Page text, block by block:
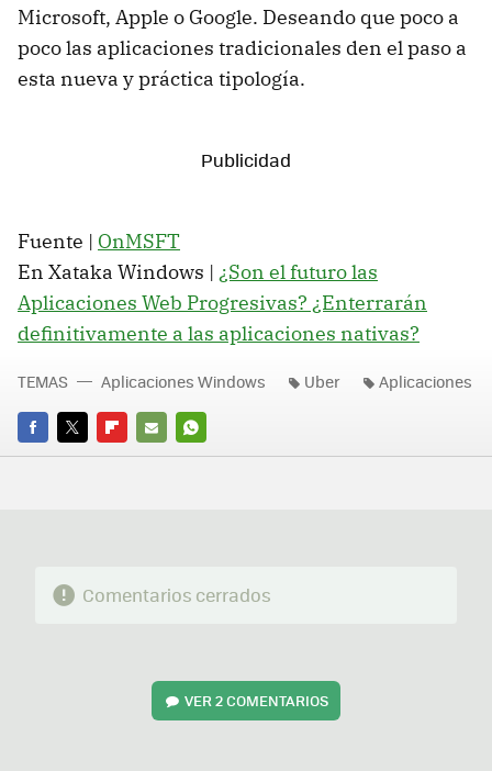
Microsoft, Apple o Google. Deseando que poco a
poco las aplicaciones tradicionales den el paso a
esta nueva y práctica tipología.
Fuente | OnMSFT
En Xataka Windows | ¿Son el futuro las
Aplicaciones Web Progresivas? ¿Enterrarán
definitivamente a las aplicaciones nativas?
FACEBOOK
TWITTERFLIPBOARD
E-
WHATSAPP
TEMAS Aplicaciones Windows Uber Aplicaciones
Comentarios cerrados
VER2 COMENTARIOS